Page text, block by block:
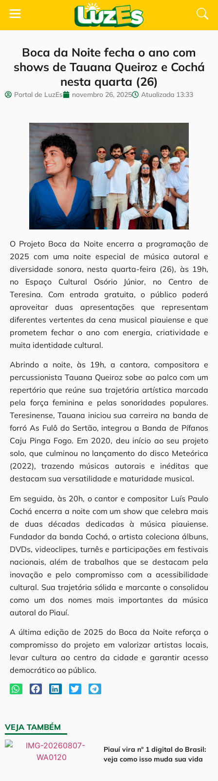
Boca da Noite fecha o ano com
shows de Tauana Queiroz e Cochá
nesta quarta (26)
Portal de LuzEs novembro 26, 2025 Atualizada 13:33
O Projeto Boca da Noite encerra a programação de
2025 com uma noite especial de música autoral e
diversidade sonora, nesta quarta-feira (26), às 19h,
no Espaço Cultural Osório Júnior, no Centro de
Teresina. Com entrada gratuita, o público poderá
aproveitar duas apresentações que representam
diferentes vertentes da cena musical piauiense e que
prometem fechar o ano com energia, criatividade e
muita identidade cultural.
Abrindo a noite, às 19h, a cantora, compositora e
percussionista Tauana Queiroz sobe ao palco com um
repertório que reúne sua trajetória artística marcada
pela força feminina e pelas sonoridades populares.
Teresinense, Tauana iniciou sua carreira na banda de
forró As Fulô do Sertão, integrou a Banda de Pífanos
Caju Pinga Fogo. Em 2020, deu início ao seu projeto
solo, que culminou no lançamento do disco Meteórica
(2022), trazendo músicas autorais e inéditas que
destacam sua versatilidade e maturidade musical.
Em seguida, às 20h, o cantor e compositor Luís Paulo
Cochá encerra a noite com um show que celebra mais
de duas décadas dedicadas à música piauiense.
Fundador da banda Cochá, o artista coleciona álbuns,
DVDs, videoclipes, turnês e participações em festivais
nacionais, além de trabalhos que se destacam pela
inovação e pelo compromisso com a acessibilidade
cultural. Sua trajetória sólida e marcante o consolidou
como um dos nomes mais importantes da música
autoral do Piauí.
A última edição de 2025 do Boca da Noite reforça o
compromisso do projeto em valorizar artistas locais,
levar cultura ao centro da cidade e garantir acesso
democrático ao público.
VEJA TAMBÉM
Piauí vira nº 1 digital do Brasil:
veja como isso muda sua vida